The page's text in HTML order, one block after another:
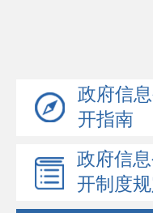
政府信
开指南
政府信
开制度